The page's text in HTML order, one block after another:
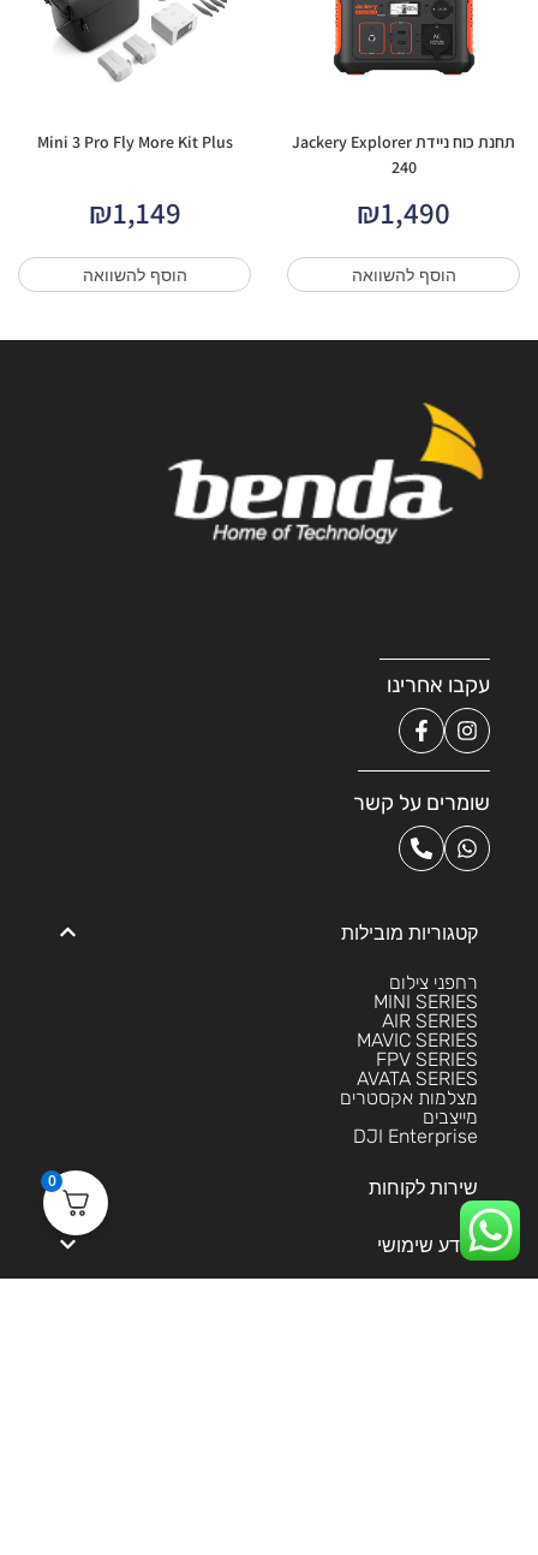
תחנת כוח ניידת Jackery Explorer
240
₪1,490
הוסף להשוואה
Mini 3 Pro Fly More Kit Plus
₪1,149
הוסף להשוואה
עקבו אחרינו
שומרים על קשר
קטגוריות מובילות
רחפני צילום
MINI SERIES
AIR SERIES
MAVIC SERIES
FPV SERIES
AVATA SERIES
מצלמות אקסטרים
מייצבים
DJI Enterprise
שירות לקוחות
מידע שימושי
0